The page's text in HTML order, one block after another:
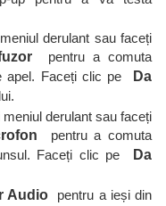
derulant sau faceți
pentru a comuta
apel. Faceți clic pe
Da
derulant sau faceți
pentru a comuta
Faceți clic pe
Da
Audiopentru a ieși din